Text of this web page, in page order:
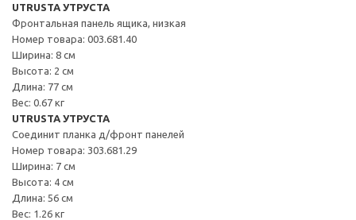
UTRUSTA УТРУСТА
Фронтальная панель ящика, низкая
Номер товара: 003.681.40
Ширина: 8 см
Высота: 2 см
Длина: 77 см
Вес: 0.67 кг
UTRUSTA УТРУСТА
Соединит планка д/фронт панелей
Номер товара: 303.681.29
Ширина: 7 см
Высота: 4 см
Длина: 56 см
Вес: 1.26 кг